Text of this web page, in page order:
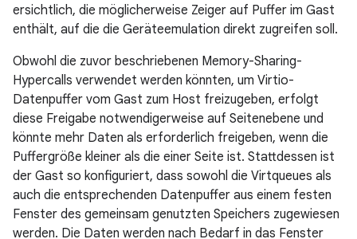
ersichtlich, die möglicherweise Zeiger auf Puffer im Gast
enthält, auf die die Geräteemulation direkt zugreifen soll.
Obwohl die zuvor beschriebenen Memory-Sharing-
Hypercalls verwendet werden könnten, um Virtio-
Datenpuffer vom Gast zum Host freizugeben, erfolgt
diese Freigabe notwendigerweise auf Seitenebene und
könnte mehr Daten als erforderlich freigeben, wenn die
Puffergröße kleiner als die einer Seite ist. Stattdessen ist
der Gast so konfiguriert, dass sowohl die Virtqueues als
auch die entsprechenden Datenpuffer aus einem festen
Fenster des gemeinsam genutzten Speichers zugewiesen
werden. Die Daten werden nach Bedarf in das Fenster